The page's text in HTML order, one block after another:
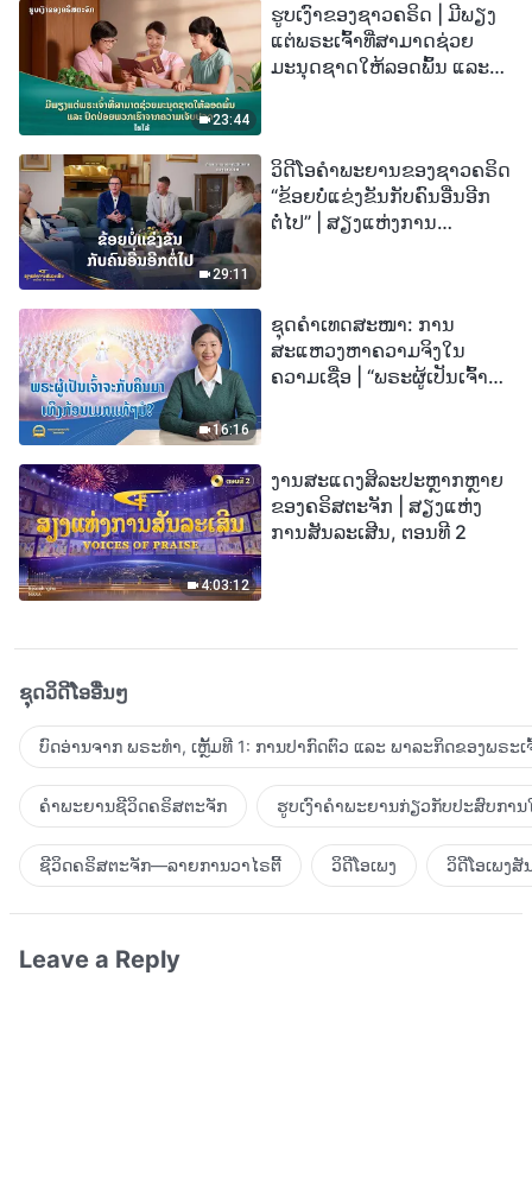
23:44
ຮູບເງົາຂອງຊາວຄຣິດ | ມີພຽງ
ແຕ່ພຣະເຈົ້າທີ່ສາມາດຊ່ວຍ
ມະນຸດຊາດໃຫ້ລອດພົ້ນ ແລະ
29:11
ວິດີໂອຄຳພະຍານຂອງຊາວຄຣິດ
“ຂ້ອຍບໍ່ແຂ່ງຂັນກັບຄົນອື່ນອີກ
ຕໍ່ໄປ” | ສຽງແຫ່ງການ
16:16
ຊຸດຄຳເທດສະໜາ: ການ
ສະແຫວງຫາຄວາມຈິງໃນ
ຄວາມເຊື່ອ | “ພຣະຜູ້ເປັນເຈົ້າຈະ
4:03:12
ງານສະແດງສິລະປະຫຼາກຫຼາຍ
ຂອງຄຣິສຕະຈັກ | ສຽງແຫ່ງ
ການສັນລະເສີນ, ຕອນທີ 2
ຊຸດວິດີໂອອື່ນໆ
ບົດອ່ານຈາກ ພຣະທຳ, ເຫຼັ້ມທີ 1: ການປາກົດຕົວ ແລະ ພາລະກິດຂອງພຣະເ
ຄຳພະຍານຊີວິດຄຣິສຕະຈັກ ຮູບເງົາຄຳພະຍານກ່ຽວກັບປະສົບກາ
ຊີວິດຄຣິສຕະຈັກ—ລາຍການວາໄຣຕີ້ ວິດີໂອເພງ ວິດີໂອເພງສັ
Leave a Reply